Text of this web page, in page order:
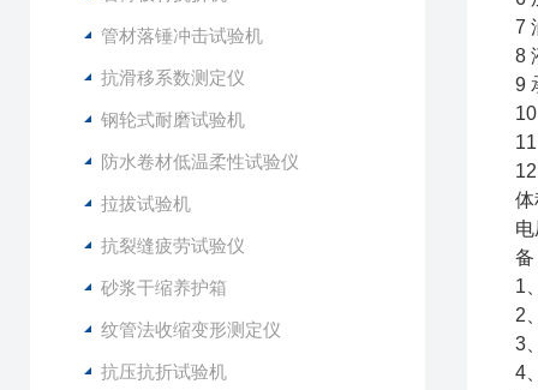
管材落锤冲击试验机
抗滑移系数测定仪
钢轮式耐磨试验机
防水卷材低温柔性试验仪
拉拔试验机
抗裂缝疲劳试验仪
砂浆干缩养护箱
纹管法收缩变形测定仪
抗压抗折试验机
7
8
9
体
1
2
3
4